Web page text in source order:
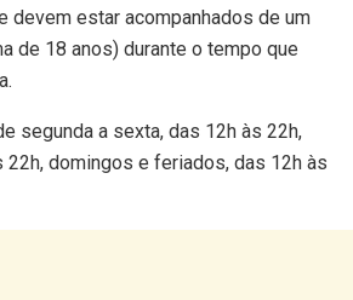
devem estar acompanhados de um
de 18 anos) durante o tempo que
segunda a sexta, das 12h às 22h,
22h, domingos e feriados, das 12h às